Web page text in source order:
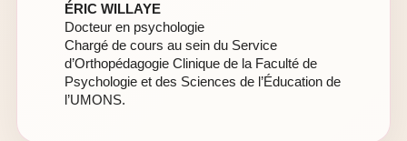
ÉRIC WILLAYE
Docteur en psychologie
Chargé de cours au sein du Service
d’Orthopédagogie Clinique de la Faculté de
Psychologie et des Sciences de l’Éducation de
l’UMONS.